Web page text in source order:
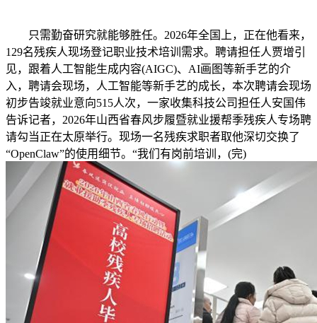
只需勤奋研究就能够胜任。2026年全国上，正在他看来，
129名残疾人现场登记职业技术培训需求。聘请担任人贾增引
见，跟着人工智能生成内容(AIGC)、AI画图等新手艺的介
入，聘请会现场，人工智能等新手艺的成长，本次聘请会现场
初步告竣就业意向515人次，一家收集科技公司担任人安国伟
告诉记者，2026年山西省春风步履暨就业援帮季残疾人专场聘
请勾当正在太原举行。现场一名残疾求职者取他深切交换了
“OpenClaw”的使用细节。“我们有岗前培训，(完)